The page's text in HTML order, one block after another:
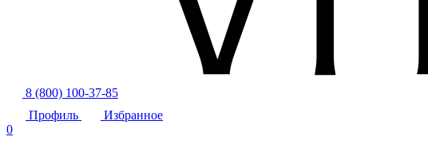
8 (800) 100-37-85
Профиль
Избранное
0